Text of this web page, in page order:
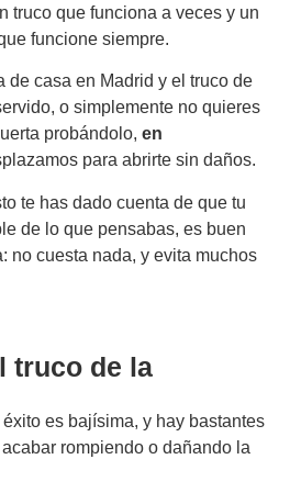
truco que funciona a veces y un
funcione siempre.
de casa en Madrid y el truco de
o simplemente no quieres
probándolo, en
para abrirte sin daños.
te has dado cuenta de que tu
de lo que pensabas, es buen
no cuesta nada, y evita muchos
truco de la
es bajísima, y hay bastantes
rompiendo o dañando la